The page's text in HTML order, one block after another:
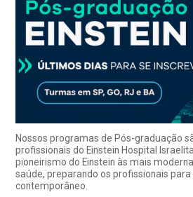
Nossos programas de Pós-graduação
profissionais do Einstein Hospital
pioneirismo do Einstein às mais
saúde, preparando os profissionais
contemporâneo.